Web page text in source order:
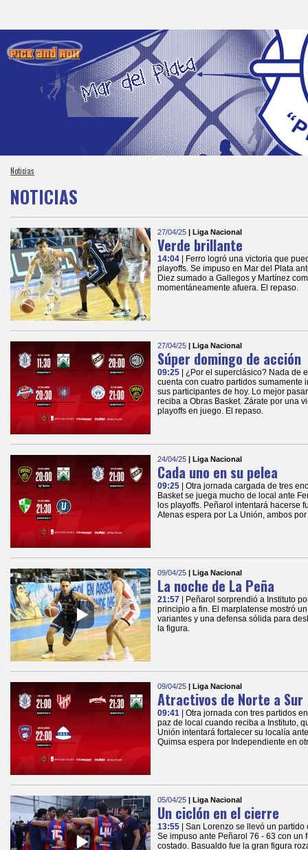
Noticias
NOTICIAS
27/04/25 | Liga Nacional
Verde brillante
14:04
| Ferro logró una victoria que
playoffs. Se impuso en Mar del Plata
Diez sumado a Gallegos y Martínez
momentáneamente afuera. El repaso.
27/04/25 | Liga Nacional
Súper domingo de acción
09:25
| ¿Por el superclásico? Nada de
cuenta con cuatro partidos sumamente
sus participantes de hoy. Lo mejor
reciba a Obras Basket. Zárate por una
playoffs en juego. El repaso.
24/04/25 | Liga Nacional
Cada uno en su pelea
09:25
| Otra jornada cargada de tres
Basket se juega mucho de local ante
los playoffs. Peñarol intentará hacerse
Atenas espera por La Unión, ambos
09/04/25 | Liga Nacional
La noche de La Peña
21:57
| Peñarol sorprendió a Instituto
principio a fin. El marplatense mostró
variantes y una defensa sólida para
la figura.
09/04/25 | Liga Nacional
Atractivos de Norte a Sur
09:41
| Otra jornada con tres partidos
paz de local cuando reciba a Instituto,
Unión intentará fortalecer su localía
Quimsa espera por Independiente en
05/04/25 | Liga Nacional
Un ciclón en el cierre
13:55
| San Lorenzo se llevó un
Se impuso ante Peñarol 76 - 63 con
costado. Basualdo fue la gran figura